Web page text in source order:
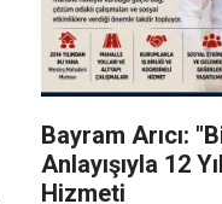
Bayram Arıcı:
Anlayışıyla 12
Hizmeti